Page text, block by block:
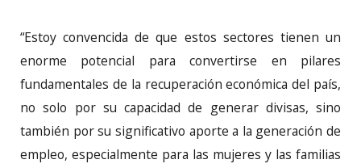
“Estoy convencida de que estos sectores tienen un
enorme potencial para convertirse en pilares
fundamentales de la recuperación económica del país,
no solo por su capacidad de generar divisas, sino
también por su significativo aporte a la generación de
empleo, especialmente para las mujeres y las familias